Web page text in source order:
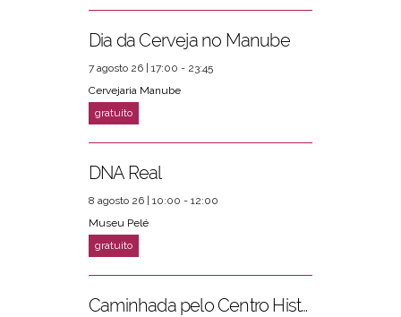
Dia da Cerveja no Manube
7 agosto 26 | 17:00 - 23:45
Cervejaria Manube
DNA Real
8 agosto 26 | 10:00 - 12:00
Museu Pelé
Caminhada pelo Centro Histórico